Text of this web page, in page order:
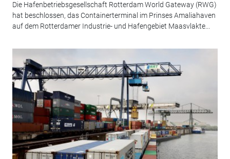
Die Hafenbetriebsgesellschaft Rotterdam World Gateway (RWG)
hat beschlossen, das Containerterminal im Prinses Amaliahaven
auf dem Rotterdamer Industrie- und Hafengebiet Maasvlakte...